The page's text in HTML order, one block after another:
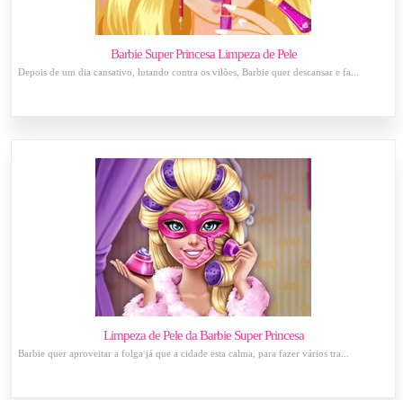
Barbie Super Princesa Limpeza de Pele
Depois de um dia cansativo, lutando contra os vilões, Barbie quer descansar e fa...
Limpeza de Pele da Barbie Super Princesa
Barbie quer aproveitar a folga já que a cidade esta calma, para fazer vários tra...